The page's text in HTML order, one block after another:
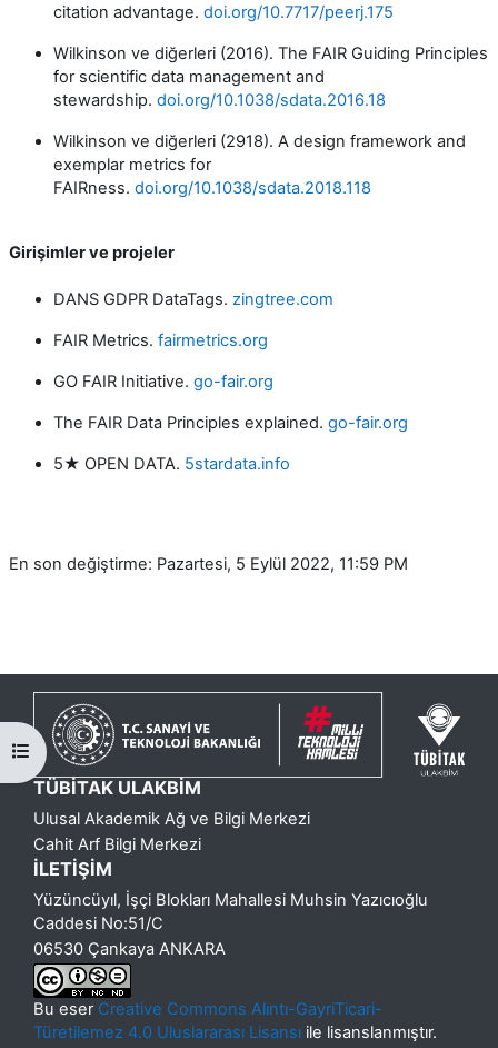
Kurs dizinini aç
citation advantage. doi.org/10.7717/peerj.175
Wilkinson ve diğerleri (2016). The FAIR Guiding Principles
for scientific data management and
stewardship. doi.org/10.1038/sdata.2016.18
Wilkinson ve diğerleri (2918). A design framework and
exemplar metrics for
FAIRness. doi.org/10.1038/sdata.2018.118
Girişimler ve projeler
DANS GDPR DataTags. zingtree.com
FAIR Metrics. fairmetrics.org
GO FAIR Initiative. go-fair.org
The FAIR Data Principles explained. go-fair.org
5★ OPEN DATA. 5stardata.info
En son değiştirme: Pazartesi, 5 Eylül 2022, 11:59 PM
TÜBİTAK ULAKBİM
Ulusal Akademik Ağ ve Bilgi Merkezi
Cahit Arf Bilgi Merkezi
İLETİŞİM
Yüzüncüyıl, İşçi Blokları Mahallesi Muhsin Yazıcıoğlu
Caddesi No:51/C
06530 Çankaya ANKARA
Bu eser Creative Commons Alıntı-GayriTicari-
Türetilemez 4.0 Uluslararası Lisansı ile lisanslanmıştır.